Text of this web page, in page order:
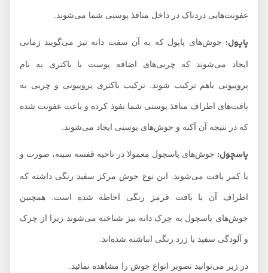
عفونت‌هایی دردناک در داخل منافذ پوستی شما می‌شوند.
پاپول:جوش‌های پاپول که به آن سفت دانه نیز می‌گویند زمانی
ایجاد می‌شوند که چربی‌های اضافه پوست با باکتری به نام
پروپیونی باهم ترکیب شوند. ترکیب باکتری پروپیونی و چربی به
بافت‌های اطراف منافذ پوستی شما نفوذ کرده و باعث عفونت شده
که در نتیجه آن آکنه و جوش‌های پوستی ایجاد می‌شوند.
پاسچول:جوش‌های پاسچول معمولا در ناحیه قفسه سینه، صورت و
یا کمر یافت می‌شوند. این نوع جوش مرکز سفید رنگی داشته که
اطراف آن با بافت قرمز رنگی احاطه شده است. همچنین
جوش‌های پاسچول به چرک دانه نیز شناخته می‌شوند زیرا از چرک
و آلودگی سفید یا زرد رنگی انباشته شده‌اند.
در زیر می‌توانید تصویر انواع جوش را مشاهده نمائید.